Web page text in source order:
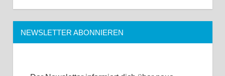
NEWSLETTER ABONNIEREN